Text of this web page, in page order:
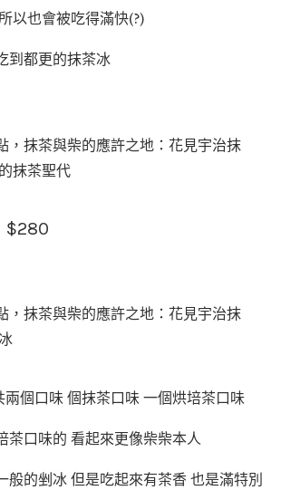
以也會被吃得滿快(?)
到都更的抹茶冰
$280
兩個口味 個抹茶口味 一個烘培茶口味
茶口味的 看起來更像柴柴本人
般的剉冰 但是吃起來有茶香 也是滿特別